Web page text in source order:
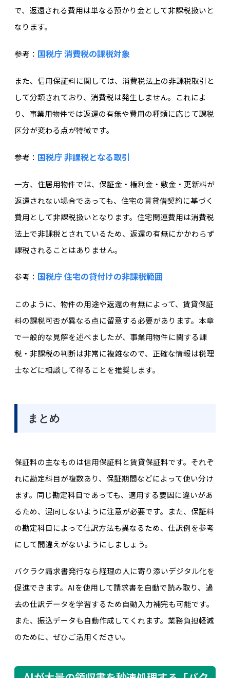
で、返還される費用は単なる預かり金として非課税扱いと
なります。
参考： 国税庁 消費税の課税対象
また、信用保証料に関しては、消費税法上の非課税取引と
して分類されており、消費税は発生しません。これによ
り、事業用物件では返還の有無や費用の種類に応じて課税
区分が変わる点が特徴です。
参考： 国税庁 非課税となる取引
一方、住居用物件では、保証金・権利金・敷金・更新料が
返還されない場合であっても、住宅の賃貸借契約に基づく
費用として非課税扱いとなります。住宅関連費用は消費税
法上で非課税とされているため、返還の有無にかかわらず
課税されることはありません。
参考： 国税庁 住宅の貸付けの非課税範囲
このように、物件の用途や返還の有無によって、賃貸保証
料の課税可否が異なる点に留意する必要があります。本章
で一般的な見解を述べましたが、事業用物件に関する課
税・非課税の判断は非常に複雑なので、正確な情報は税理
士などに相談して得ることを推奨します。
まとめ
保証料の主なものは信用保証料と賃貸保証料です。それぞ
れに勘定科目が複数あり、保証期間などによって使い分け
ます。同じ勘定科目であっても、適用する要因に違いがあ
るため、混同しないように注意が必要です。また、保証料
の勘定科目によって仕訳方法も異なるため、仕訳例を参考
にして間違えがないようにしましょう。
バクラク請求書発行なら経理の人に寄り添いデジタル化を
促進できます。AIを使用して請求書を自動で読み取り、過
去の仕訳データを学習するため自動入力補完も可能です。
また、振込データも自動作成してくれます。業務負担軽減
のために、ぜひご活用ください。